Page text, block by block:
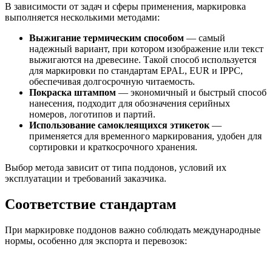
В зависимости от задач и сферы применения, маркировка
выполняется несколькими методами:
Выжигание термическим способом — самый
надежный вариант, при котором изображение или текст
выжигаются на древесине. Такой способ используется
для маркировки по стандартам EPAL, EUR и IPPC,
обеспечивая долгосрочную читаемость.
Покраска штампом — экономичный и быстрый способ
нанесения, подходит для обозначения серийных
номеров, логотипов и партий.
Использование самоклеящихся этикеток —
применяется для временного маркирования, удобен для
сортировки и краткосрочного хранения.
Выбор метода зависит от типа поддонов, условий их
эксплуатации и требований заказчика.
Соответствие стандартам
При маркировке поддонов важно соблюдать международные
нормы, особенно для экспорта и перевозок: